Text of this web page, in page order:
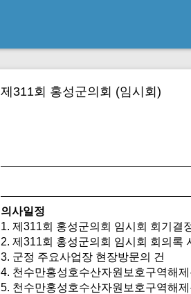
제311회 홍성군의회 (임시회)
의사일정
1. 제311회 홍성군의회 임시회 회기결
2. 제311회 홍성군의회 임시회 회의록
3. 군정 주요사업장 현장방문의 건
4. 천수만홍성호수산자원보호구역해
5. 천수만홍성호수산자원보호구역해